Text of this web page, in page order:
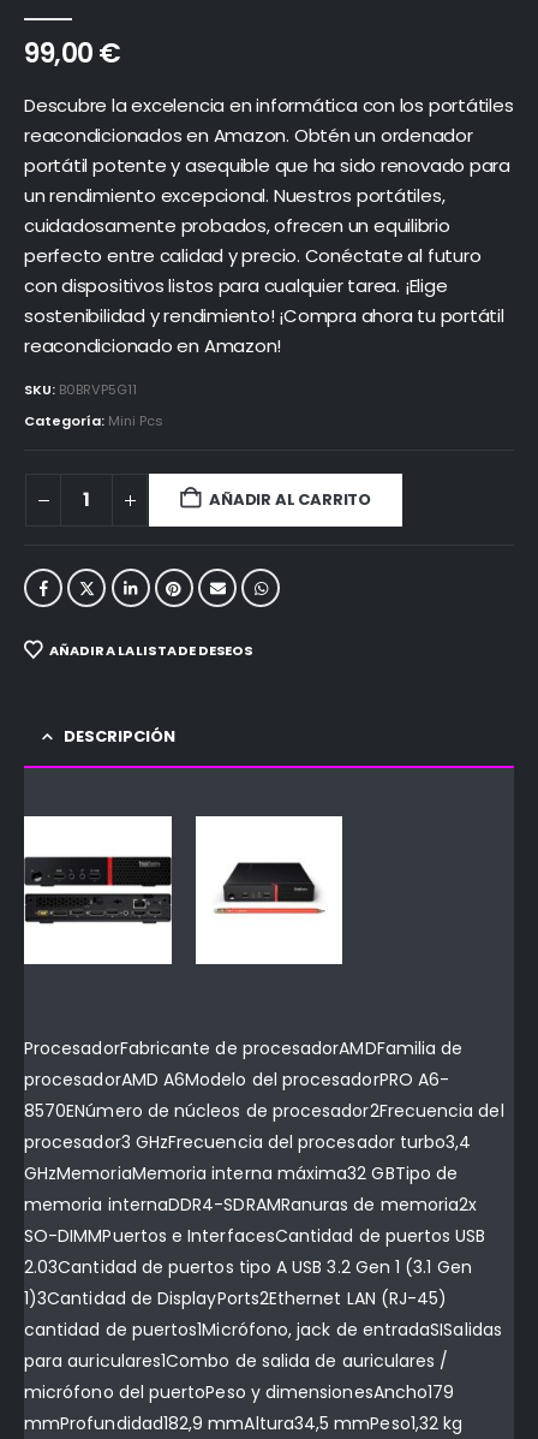
99,00€
Descubre la excelencia en informática con los portátiles
reacondicionados en Amazon. Obtén un ordenador
portátil potente y asequible que ha sido renovado para
un rendimiento excepcional. Nuestros portátiles,
cuidadosamente probados, ofrecen un equilibrio
perfecto entre calidad y precio. Conéctate al futuro
con dispositivos listos para cualquier tarea. ¡Elige
sostenibilidad y rendimiento! ¡Compra ahora tu portátil
reacondicionado en Amazon!
SKU: B0BRVP5G11
Categoría: Mini Pcs
AÑADIR AL CARRITO
AÑADIR A LA LISTA DE DESEOS
DESCRIPCIÓN
ProcesadorFabricante de procesadorAMDFamilia de
procesadorAMD A6Modelo del procesadorPRO A6-
8570ENúmero de núcleos de procesador2Frecuencia del
procesador3 GHzFrecuencia del procesador turbo3,4
GHzMemoriaMemoria interna máxima32 GBTipo de
memoria internaDDR4-SDRAMRanuras de memoria2x
SO-DIMMPuertos e InterfacesCantidad de puertos USB
2.03Cantidad de puertos tipo A USB 3.2 Gen 1 (3.1 Gen
1)3Cantidad de DisplayPorts2Ethernet LAN (RJ-45)
cantidad de puertos1Micrófono, jack de entradaSISalidas
para auriculares1Combo de salida de auriculares /
micrófono del puertoPeso y dimensionesAncho179
mmProfundidad182,9 mmAltura34,5 mmPeso1,32 kg